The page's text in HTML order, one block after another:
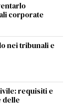
corporate
nei tribunali e
requisiti e
delle